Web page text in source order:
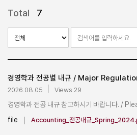
Total 7
경영학과 전공별 내규 / Major
2026.08.05 Views 29
경영학과 전공 내규 참고하시기 바랍니다. /
file Accounting_전공내규